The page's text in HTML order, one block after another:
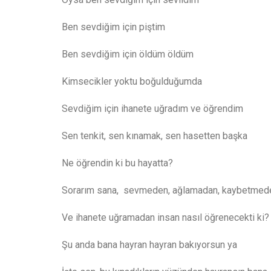
Ben sevdiğim için piştim
Ben sevdiğim için öldüm öldüm
Kimsecikler yoktu boğulduğumda
Sevdiğim için ihanete uğradım ve öğrendim
Sen tenkit, sen kınamak, sen hasetten başka
Ne öğrendin ki bu hayatta?
Sorarım sana, sevmeden, ağlamadan,
Ve ihanete uğramadan insan nasıl öğrenecekti ki?
Şu anda bana hayran hayran bakıyorsun ya